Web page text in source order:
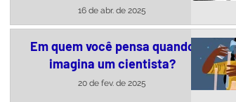
16 de abr. de 2025
Em quem você pensa quando
imagina um cientista?
20 de fev. de 2025